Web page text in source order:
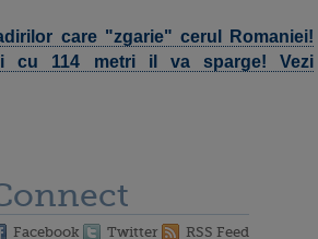
care "zgarie" cerul Romaniei!
cu 114 metri il va sparge! Vezi
Facebook Twitter RSS Feed